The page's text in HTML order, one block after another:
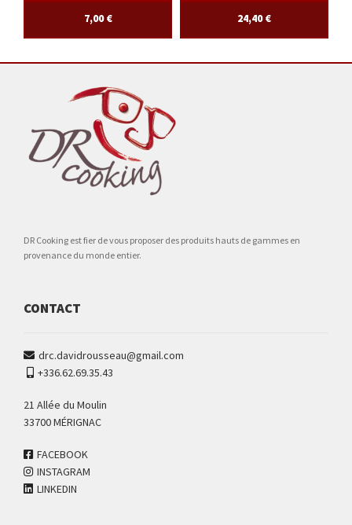
7,00€ 24,40€
DR Cooking est fier de vous proposer des produits hauts de gammes en
provenance du monde entier.
CONTACT
drc.davidrousseau@gmail.com
+336.62.69.35.43
21 Allée du Moulin
33700 MÉRIGNAC
FACEBOOK
INSTAGRAM
LINKEDIN